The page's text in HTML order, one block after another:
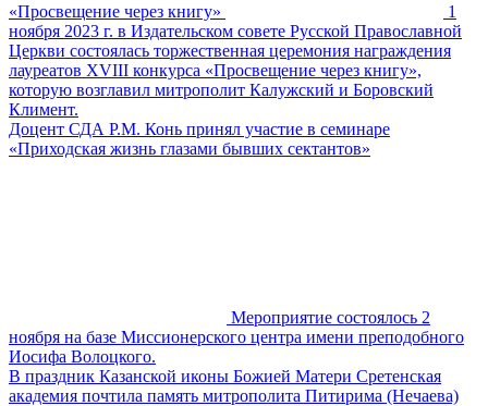
«Просвещение через книгу»
1
ноября 2023 г. в Издательском совете Русской Православной
Церкви состоялась торжественная церемония награждения
лауреатов XVIII конкурса «Просвещение через книгу»,
которую возглавил митрополит Калужский и Боровский
Климент.
Доцент СДА Р.М. Конь принял участие в семинаре
«Приходская жизнь глазами бывших сектантов»
Мероприятие состоялось 2
ноября на базе Миссионерского центра имени преподобного
Иосифа Волоцкого.
В праздник Казанской иконы Божией Матери Сретенская
академия почтила память митрополита Питирима (Нечаева)